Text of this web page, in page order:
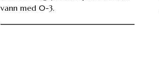
vann med 0-3.